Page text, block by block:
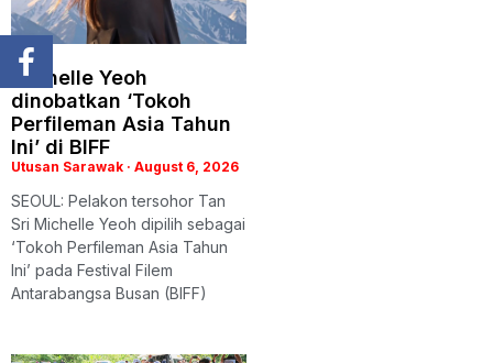
Michelle Yeoh
dinobatkan ‘Tokoh
Perfileman Asia Tahun
Ini’ di BIFF
Utusan Sarawak August 6, 2026
SEOUL: Pelakon tersohor Tan
Sri Michelle Yeoh dipilih sebagai
‘Tokoh Perfileman Asia Tahun
Ini’ pada Festival Filem
Antarabangsa Busan (BIFF)